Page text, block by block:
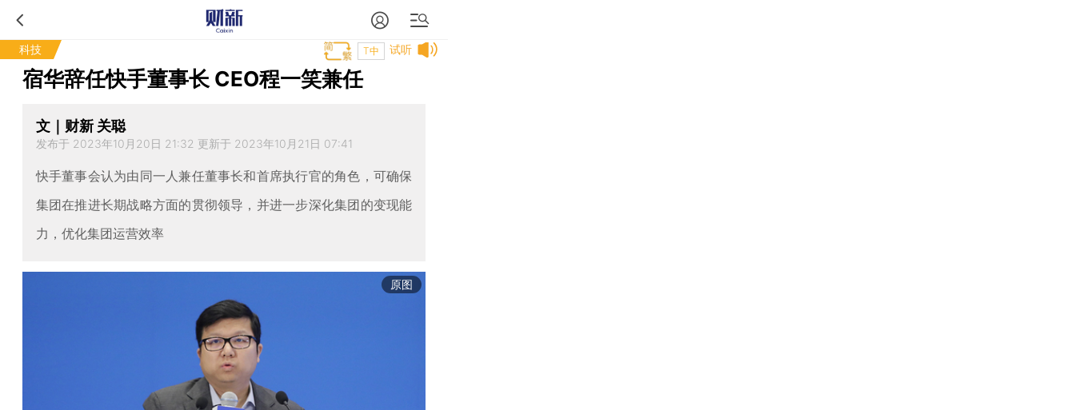
科技 试听
T中
宿华辞任快手董事长 CEO程一笑兼任
文｜财新 关聪
发布于 2023年10月20日 21:32 更新于 2023年10月21日 07:41
快手董事会认为由同一人兼任董事长和首席执行官的角色，可确保
集团在推进长期战略方面的贯彻领导，并进一步深化集团的变现能
力，优化集团运营效率
原图